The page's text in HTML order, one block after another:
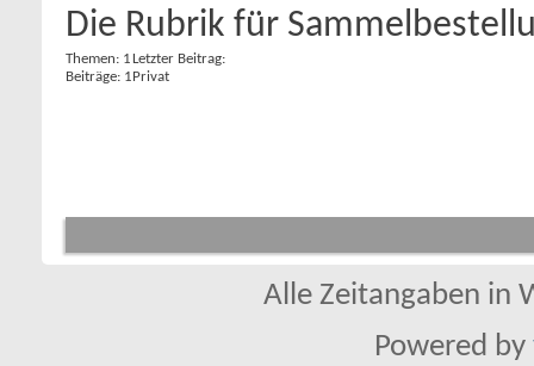
Die Rubrik für
Themen: 1
Beiträge: 1
Letzter Beitrag:
Privat
Alle Zeitangaben in
Powered by